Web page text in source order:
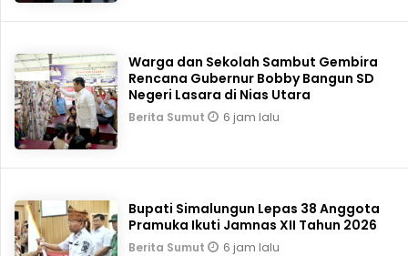
Warga dan Sekolah Sambut Gembira
Rencana Gubernur Bobby Bangun SD
Negeri Lasara di Nias Utara
Berita Sumut 6 jam lalu
Bupati Simalungun Lepas 38 Anggota
Pramuka Ikuti Jamnas XII Tahun 2026
Berita Sumut 6 jam lalu